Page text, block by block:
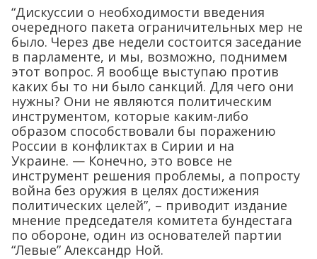
“Дискуссии о необходимости введения
очередного пакета ограничительных мер не
было. Через две недели состоится заседание
в парламенте, и мы, возможно, поднимем
этот вопрос. Я вообще выступаю против
каких бы то ни было санкций. Для чего они
нужны? Они не являются политическим
инструментом, которые каким-либо
образом способствовали бы поражению
России в конфликтах в Сирии и на
Украине. — Конечно, это вовсе не
инструмент решения проблемы, а попросту
война без оружия в целях достижения
политических целей”, – приводит издание
мнение председателя комитета бундестага
по обороне, один из основателей партии
“Левые” Александр Ной.